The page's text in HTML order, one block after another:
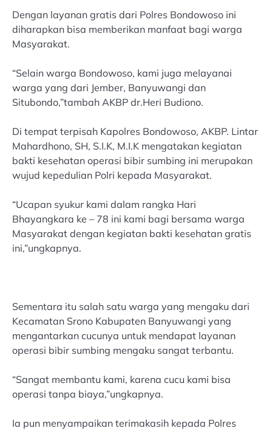
Dengan layanan gratis dari Polres Bondowoso ini
diharapkan bisa memberikan manfaat bagi warga
Masyarakat.
“Selain warga Bondowoso, kami juga melayanai
warga yang dari Jember, Banyuwangi dan
Situbondo,”tambah AKBP dr.Heri Budiono.
Di tempat terpisah Kapolres Bondowoso, AKBP. Lintar
Mahardhono, SH, S.I.K, M.I.K mengatakan kegiatan
bakti kesehatan operasi bibir sumbing ini merupakan
wujud kepedulian Polri kepada Masyarakat.
“Ucapan syukur kami dalam rangka Hari
Bhayangkara ke – 78 ini kami bagi bersama warga
Masyarakat dengan kegiatan bakti kesehatan gratis
ini,”ungkapnya.
Sementara itu salah satu warga yang mengaku dari
Kecamatan Srono Kabupaten Banyuwangi yang
mengantarkan cucunya untuk mendapat layanan
operasi bibir sumbing mengaku sangat terbantu.
“Sangat membantu kami, karena cucu kami bisa
operasi tanpa biaya,”ungkapnya.
Ia pun menyampaikan terimakasih kepada Polres